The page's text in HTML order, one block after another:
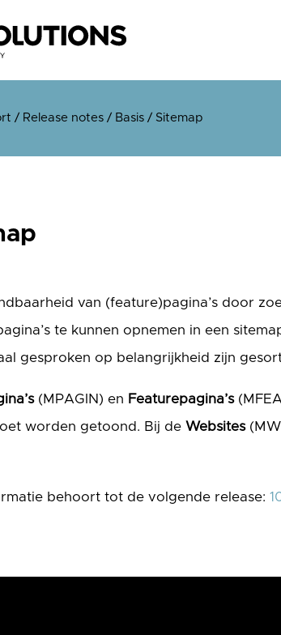
/ Release notes / Basis / Sitemap
van (feature)pagina’s door
te kunnen opnemen in een
gesproken op belangrijkheid zijn
(MPAGIN) en Featurepagina’s
worden getoond. Bij deWebsites
behoort tot de volgende release: